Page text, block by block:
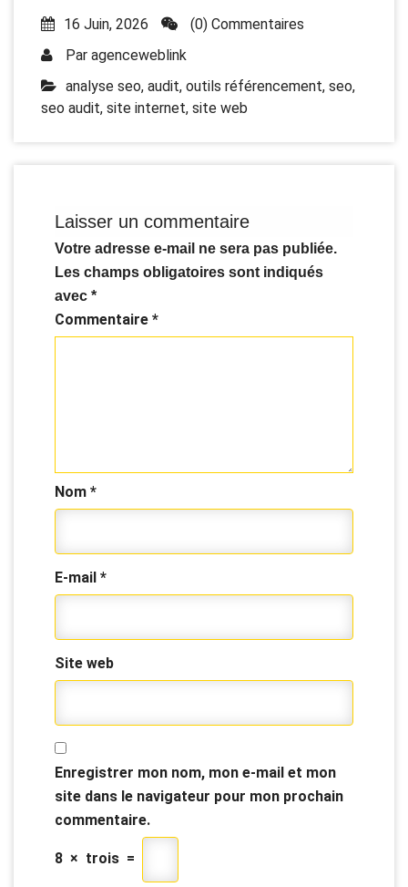
16 Juin, 2026
(0) Commentaires
Par agenceweblink
analyse seo, audit, outils référencement, seo,
seo audit, site internet, site web
Laisser un commentaire
Votre adresse e-mail ne sera pas publiée.
Les champs obligatoires sont indiqués
avec *
Commentaire *
Nom *
E-mail *
Site web
Enregistrer mon nom, mon e-mail et mon
site dans le navigateur pour mon prochain
commentaire.
8 × trois =